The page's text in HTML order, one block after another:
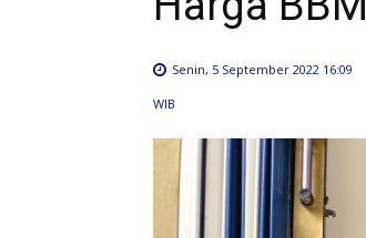
Senin, 5 September 2022 16:09
WIB